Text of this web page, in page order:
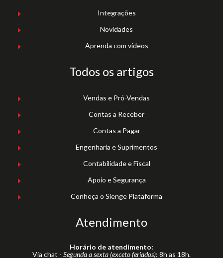
Integrações
Novidades
Aprenda com vídeos
Todos os artigos
Vendas e Pró-Vendas
Contas a Receber
Contas a Pagar
Engenharia e Suprimentos
Contabilidade e Fiscal
Apoio e Segurança
Conheça o Sienge Plataforma
Atendimento
Horário de atendimento:
Via chat - Segunda a sexta (exceto feriados): 8h as 18h.